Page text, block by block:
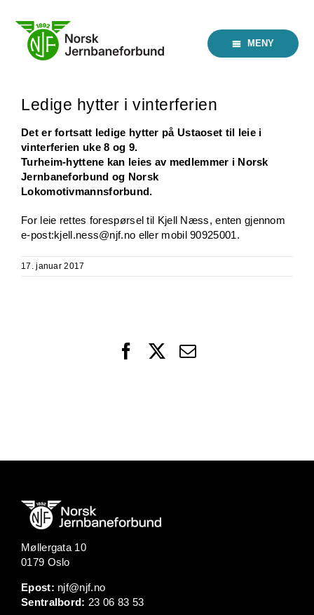
content
MENY
Ledige hytter i vinterferien
Det er fortsatt ledige hytter på Ustaoset til leie i
vinterferien uke 8 og 9.
Turheim-hyttene kan leies av medlemmer i Norsk
Jernbaneforbund og Norsk
Lokomotivmannsforbund.
For leie rettes forespørsel til Kjell Næss, enten gjennom
e-post:kjell.ness@njf.no eller mobil 90925001.
17. januar 2017
FacebookEmail
Møllergata 10
0179 Oslo
Epost: njf@njf.no
Sentralbord: 23 06 83 53